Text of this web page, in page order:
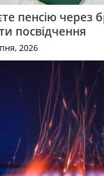
пенсію через
посвідчення
2026